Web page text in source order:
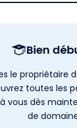
Bien
le propriétaire
toutes les
vous dès
de